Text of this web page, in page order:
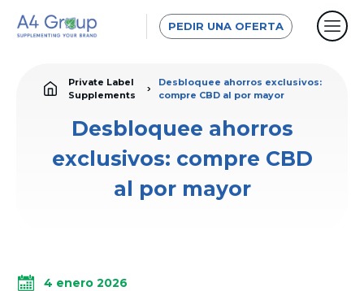
PEDIR UNA OFERTA
Private Label
Supplements
Desbloquee ahorros exclusivos:
compre CBD al por mayor
Desbloquee ahorros
exclusivos: compre CBD
al por mayor
4 enero 2026